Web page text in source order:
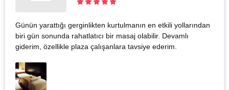
Günün yarattığı gerginlikten kurtulmanın en etkili yollarından
biri gün sonunda rahatlatıcı bir masaj olabilir. Devamlı
giderim, özellikle plaza çalışanlara tavsiye ederim.